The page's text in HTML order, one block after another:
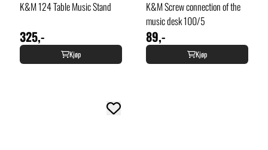
K&M 124 Table Music Stand
325,-
Kjøp
K&M Screw connection of the
music desk 100/5
89,-
Kjøp